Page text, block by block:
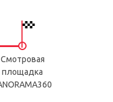
Смотровая
площадка